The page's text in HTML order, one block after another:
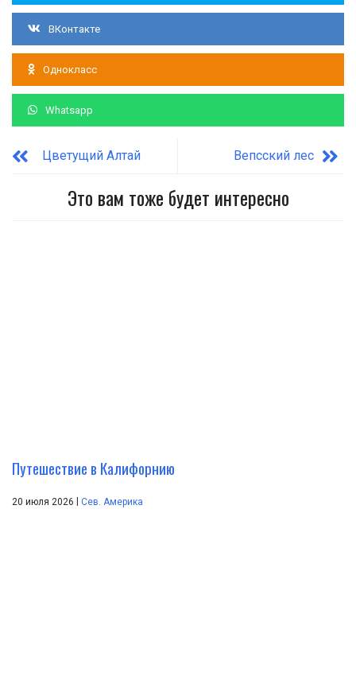
ВКонтакте
Однокласс
Whatsapp
Цветущий Алтай Вепсский лес
Это вам тоже будет интересно
Путешествие в Калифорнию
20 июля 2026 Сев. Америка